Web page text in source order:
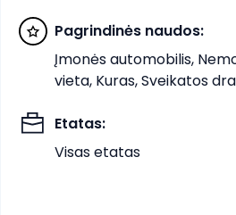
Pagrindinės naudos:
Įmonės automobilis,
vieta, Kuras, Sveikatos
Etatas:
Visas etatas